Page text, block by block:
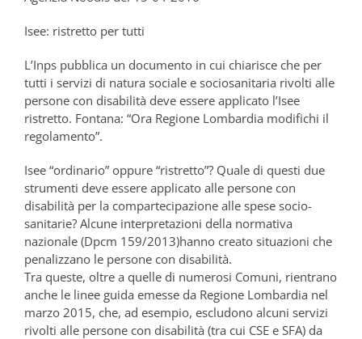
Isee: ristretto per tutti
L’Inps pubblica un documento in cui chiarisce che per
tutti i servizi di natura sociale e sociosanitaria rivolti alle
persone con disabilità deve essere applicato l’Isee
ristretto. Fontana: “Ora Regione Lombardia modifichi il
regolamento”.
Isee “ordinario” oppure “ristretto”? Quale di questi due
strumenti deve essere applicato alle persone con
disabilità per la compartecipazione alle spese socio-
sanitarie? Alcune interpretazioni della normativa
nazionale (Dpcm 159/2013)hanno creato situazioni che
penalizzano le persone con disabilità.
Tra queste, oltre a quelle di numerosi Comuni, rientrano
anche le linee guida emesse da Regione Lombardia nel
marzo 2015, che, ad esempio, escludono alcuni servizi
rivolti alle persone con disabilità (tra cui CSE e SFA) da